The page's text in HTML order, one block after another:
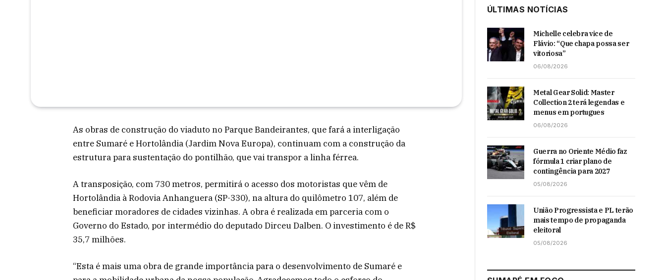
As obras de construção do viaduto no Parque Bandeirantes, que fará a interligação
entre Sumaré e Hortolândia (Jardim Nova Europa), continuam com a construção da
estrutura para sustentação do pontilhão, que vai transpor a linha férrea.
A transposição, com 730 metros, permitirá o acesso dos motoristas que vêm de
Hortolândia à Rodovia Anhanguera (SP-330), na altura do quilômetro 107, além de
beneficiar moradores de cidades vizinhas. A obra é realizada em parceria com o
Governo do Estado, por intermédio do deputado Dirceu Dalben. O investimento é de R$
35,7 milhões.
“Esta é mais uma obra de grande importância para o desenvolvimento de Sumaré e
ÚLTIMAS NOTÍCIAS
Michelle celebra vice de
Flávio: “Que chapa possa ser
vitoriosa”
06/08/2026
Metal Gear Solid: Master
Collection 2 terá legendas e
menus em portugues
06/08/2026
Guerra no Oriente Médio faz
fórmula 1 criar plano de
contingência para 2027
05/08/2026
União Progressista e PL terão
mais tempo de propaganda
eleitoral
05/08/2026